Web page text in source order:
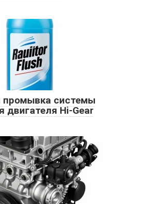
промывка системы
двигателя Hi-Gear